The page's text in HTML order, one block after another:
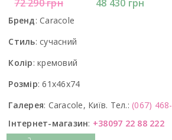
72 290грн 48 430 грн
Бренд:Caracole
Стиль: сучасний
Колір:кремовий
Розмір:61x46x74
Галерея: Caracole, Київ. Тел.: (067)
Інтернет-магазин: +38097 22 88 222